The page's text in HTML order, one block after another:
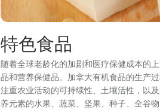
特色食品
随着全球老龄化的加剧和医疗保健成本的
品和营养保健品。加拿大有机食品的生产
注重农业活动的可持续性、土壤活性，以
养元素的水果、蔬菜、坚果、种子、全谷